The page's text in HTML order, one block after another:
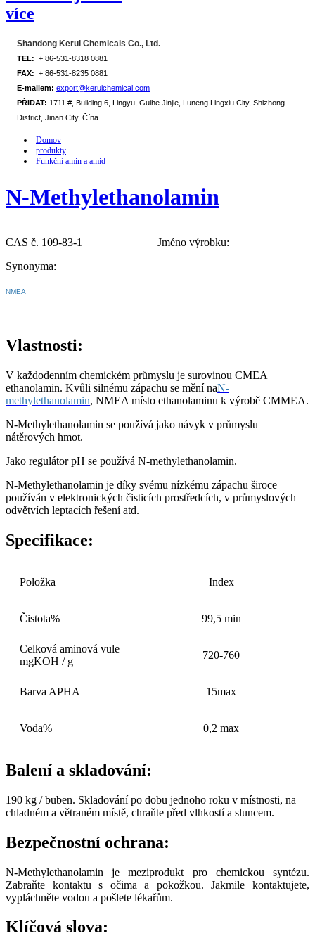
více
Shandong Kerui Chemicals Co., Ltd.
TEL: + 86-531-8318 0881
FAX: + 86-531-8235 0881
E-mailem: export@keruichemical.com
PŘIDAT: 1711 #, Building 6, Lingyu, Guihe Jinjie, Luneng Lingxiu City, Shizhong
District, Jinan City, Čína
Domov
produkty
Funkční amin a amid
N-Methylethanolamin
CAS č. 109-83-1
Jméno výrobku:
Synonyma:
NMEA
Vlastnosti:
V každodenním chemickém průmyslu je surovinou CMEA
ethanolamin. Kvůli silnému zápachu se mění naN-
methylethanolamin, NMEA místo ethanolaminu k výrobě CMMEA.
N-Methylethanolamin se používá jako návyk v průmyslu
nátěrových hmot.
Jako regulátor pH se používá N-methylethanolamin.
N-Methylethanolamin je díky svému nízkému zápachu široce
používán v elektronických čisticích prostředcích, v průmyslových
odvětvích leptacích řešení atd.
Specifikace:
Položka Index
Čistota% 99,5 min
Celková aminová vule
mgKOH / g
720-760
Barva APHA 15max
Voda% 0,2 max
Balení a skladování:
190 kg / buben. Skladování po dobu jednoho roku v místnosti, na
chladném a větraném místě, chraňte před vlhkostí a sluncem.
Bezpečnostní ochrana:
N-Methylethanolamin je meziprodukt pro chemickou syntézu.
Zabraňte kontaktu s očima a pokožkou. Jakmile kontaktujete,
vypláchněte vodou a pošlete lékařům.
Klíčová slova: